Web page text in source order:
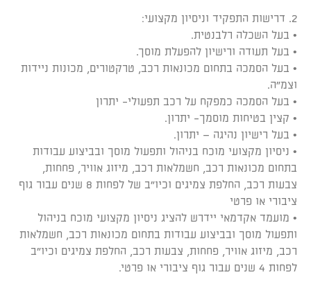
2. דרישות התפקיד וניסיון מקצועי:
• בעל השכלה רלבנטית.
• בעל תעודה ורישיון להפעלת מוסך.
• בעל הסמכה בתחום מכונאות רכב, טרקטורים, מכונות ניידות
וצמ"ה.
• בעל הסמכה כמפקח על רכב תפעולי- יתרון
• קצין בטיחות מוסמך- יתרון.
• בעל רישיון נהיגה – יתרון.
• ניסיון מקצועי מוכח בניהול ותפעול מוסך ובביצוע עבודות
בתחום מכונאות רכב, חשמלאות רכב, מיזוג אוויר, פחחות,
צבעות רכב, החלפת צמיגים וכיו"ב של לפחות 8 שנים עבור גוף
ציבורי או פרטי
• מועמד אקדמאי יידרש להציג ניסיון מקצועי מוכח בניהול
ותפעול מוסך ובביצוע עבודות בתחום מכונאות רכב, חשמלאות
רכב, מיזוג אוויר, פחחות, צבעות רכב, החלפת צמיגים וכיו"ב
לפחות 4 שנים עבור גוף ציבורי או פרטי.